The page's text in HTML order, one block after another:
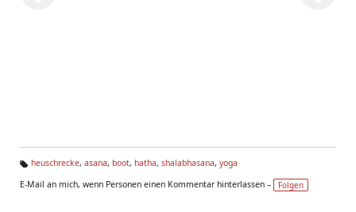
g
heuschrecke, asana, boot, hatha, shalabhasana, yoga
E-Mail an mich, wenn Personen einen Kommentar hinterlassen –
Folgen